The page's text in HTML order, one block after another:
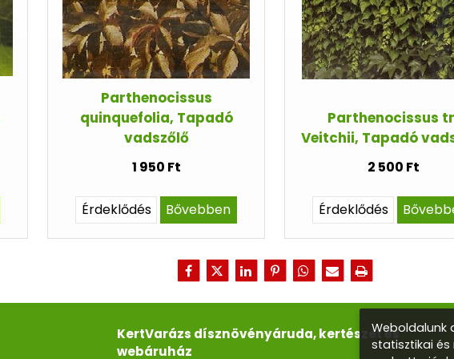
Parthenocissus
quinquefolia, Tapadó
vadszőlő
1 950 Ft
Érdeklődés Bővebben
Parthenocissus
Veitchii, Tapadó
2 500 Ft
Érdeklődés
KertVarázs dísznövényáruda, kertészet és
webáruház
Weboldalunk
statisztikai